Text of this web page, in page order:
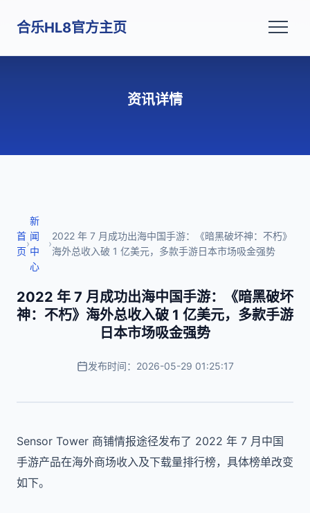
合乐HL8官方主页
资讯详情
首
页
›
新
闻
中
心
›
2022 年 7 月成功出海中国手游：《暗黑破坏神：不朽》
海外总收入破 1 亿美元，多款手游日本市场吸金强势
2022 年 7 月成功出海中国手游：《暗黑破坏
神：不朽》海外总收入破 1 亿美元，多款手游
日本市场吸金强势
发布时间：2026-05-29 01:25:17
Sensor Tower 商铺情报途径发布了 2022 年 7 月中国
手游产品在海外商场收入及下载量排行榜，具体榜单改变
如下。